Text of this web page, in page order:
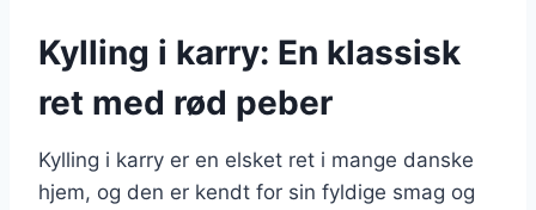
Kylling i karry: En klassisk
ret med rød peber
Kylling i karry er en elsket ret i mange danske
hjem, og den er kendt for sin fyldige smag og